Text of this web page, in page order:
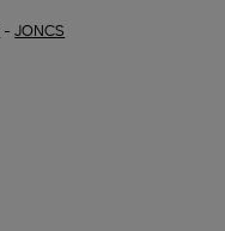
-JONCS